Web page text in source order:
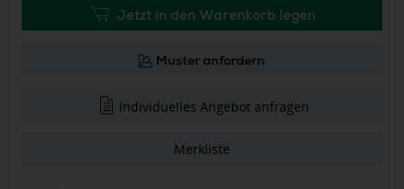
Jetzt in den Warenkorb legen
Muster anfordern
Individuelles Angebot anfragen
Merkliste